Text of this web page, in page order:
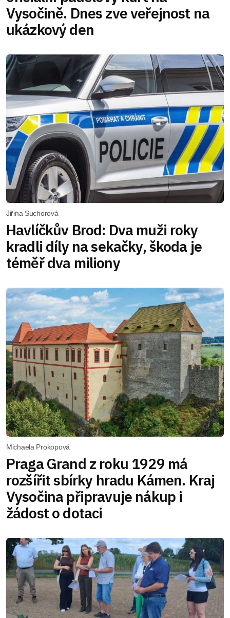
Vysočině. Dnes zve veřejnost na
ukázkový den
Jiřina Suchorová
Havlíčkův Brod: Dva muži roky
kradli díly na sekačky, škoda je
téměř dva miliony
Michaela Prokopová
Praga Grand z roku 1929 má
rozšířit sbírky hradu Kámen. Kraj
Vysočina připravuje nákup i
žádost o dotaci